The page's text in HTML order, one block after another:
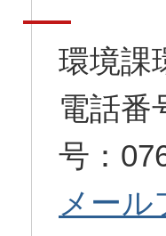
環境課
電話
号：
メー